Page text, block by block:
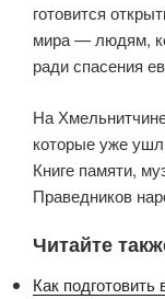
готовится
мира — людям,
ради спасения
На
которые уже
Книге памяти,
Праведников
Читайте
Как